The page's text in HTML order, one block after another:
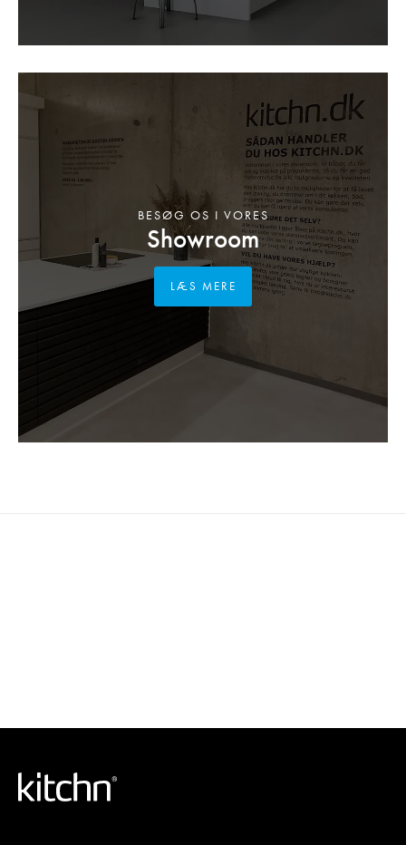
Showroom
BESØG OS I VORES
LÆS MERE